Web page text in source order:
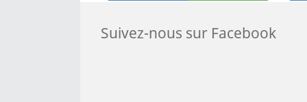
Suivez-nous sur Facebook